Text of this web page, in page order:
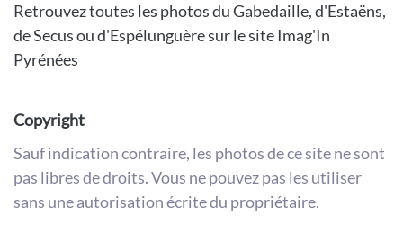
Retrouvez toutes les photos du Gabedaille, d'Estaëns,
de Secus ou d'Espélunguère sur le site Imag'In
Pyrénées
Copyright
Sauf indication contraire, les photos de ce site ne sont
pas libres de droits. Vous ne pouvez pas les utiliser
sans une autorisation écrite du propriétaire.